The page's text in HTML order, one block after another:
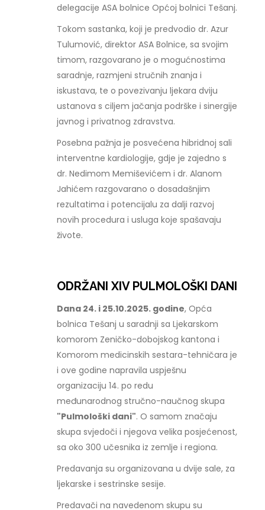
delegacije ASA bolnice Općoj bolnici Tešanj.
Tokom sastanka, koji je predvodio dr. Azur
Tulumović, direktor ASA Bolnice, sa svojim
timom, razgovarano je o mogućnostima
saradnje, razmjeni stručnih znanja i
iskustava, te o povezivanju ljekara dviju
ustanova s ciljem jačanja podrške i sinergije
javnog i privatnog zdravstva.
Posebna pažnja je posvećena hibridnoj sali
interventne kardiologije, gdje je zajedno s
dr. Nedimom Memiševićem i dr. Alanom
Jahićem razgovarano o dosadašnjim
rezultatima i potencijalu za dalji razvoj
novih procedura i usluga koje spašavaju
živote.
ODRŽANI XIV PULMOLOŠKI DANI
Dana 24. i 25.10.2025. godine, Opća
bolnica Tešanj u saradnji sa Ljekarskom
komorom Zeničko-dobojskog kantona i
Komorom medicinskih sestara-tehničara je
i ove godine napravila uspješnu
organizaciju 14. po redu
međunarodnog stručno-naučnog skupa
"Pulmološki dani". O samom značaju
skupa svjedoči i njegova velika posjećenost,
sa oko 300 učesnika iz zemlje i regiona.
Predavanja su organizovana u dvije sale, za
ljekarske i sestrinske sesije.
Predavači na navedenom skupu su